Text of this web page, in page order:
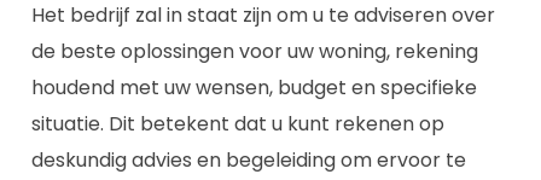
Het bedrijf zal in staat zijn om u te adviseren over
de beste oplossingen voor uw woning, rekening
houdend met uw wensen, budget en specifieke
situatie. Dit betekent dat u kunt rekenen op
deskundig advies en begeleiding om ervoor te